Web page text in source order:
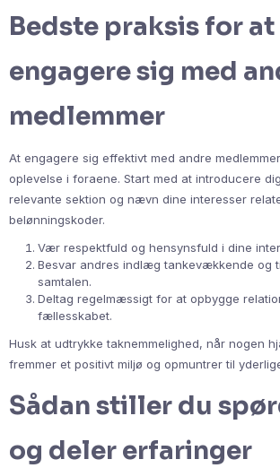
Bedste praksis for at
engagere sig med
medlemmer
At engagere sig effektivt med andre
oplevelse i foraene. Start med at introducere
relevante sektion og nævn dine interesser
belønningskoder.
Vær respektfuld og hensynsfuld i dine
Besvar andres indlæg tankevækkende og
samtalen.
Deltag regelmæssigt for at opbygge
fællesskabet.
Husk at udtrykke taknemmelighed, når nogen
fremmer et positivt miljø og opmuntrer til
Sådan stiller du
og deler erfaringer